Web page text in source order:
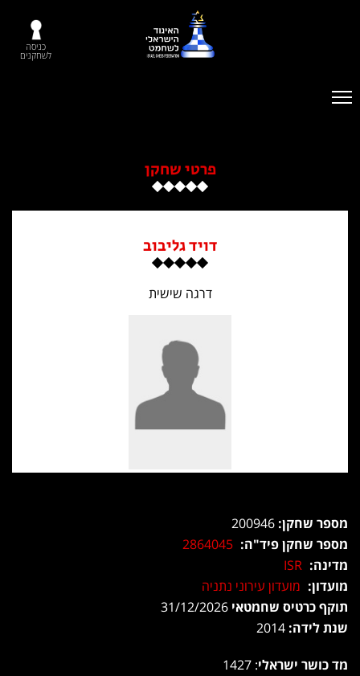
כניסה
לשחקנים
פרטי שחקן
דויד גליבוב
דרגה שישית
מספר שחקן:
מספר שחקן פיד"ה: 2864045
מדינה: ISR
מועדון: מועדון עירוני נתניה
תוקף כרטיס שחמטאי
שנת לידה:
מד כושר ישראלי: 1427